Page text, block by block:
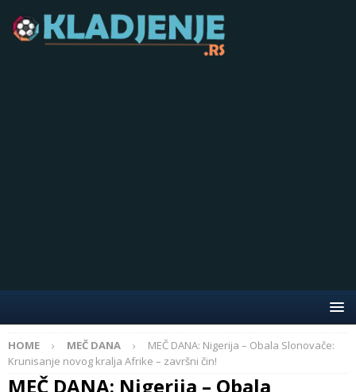
HOME MEČ DANA
MEČ DANA: Nigerija – Obala Slonovače:
Krunisanje novog kralja Afrike – završni čin!
MEČ DANA: Nigerija – Obala